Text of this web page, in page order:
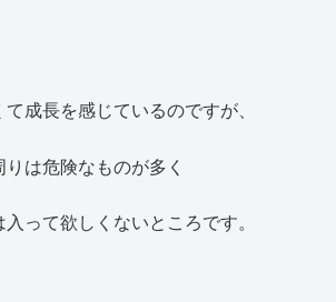
成長を感じているのですが、
は危険なものが多く
って欲しくないところです。